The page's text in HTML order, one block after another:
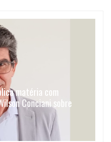
matéria com
Conciani sobre